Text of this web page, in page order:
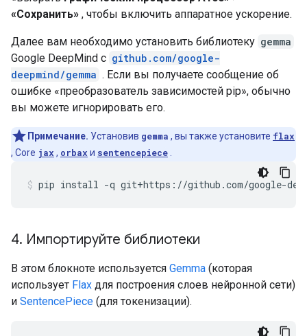
«Сохранить» , чтобы включить аппаратное ускорение.
Далее вам необходимо установить библиотеку gemma
Google DeepMind с github.com/google-
deepmind/gemma . Если вы получаете сообщение об
ошибке «преобразователь зависимостей pip», обычно
вы можете игнорировать его.
Примечание. Установив gemma , вы также установите flax
, Core jax , orbax и sentencepiece
pip install -q git+https://github.com/google-
4. Импортируйте библиотеки
В этом блокноте используется Gemma (которая
использует Flax для построения слоев нейронной сети)
и SentencePiece (для токенизации).